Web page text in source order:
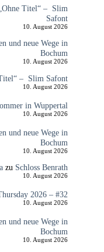
Titel“ – Slim
Safont
10. August 2026
und neue Wege in
Bochum
10. August 2026
– Slim Safont
10. August 2026
in Wuppertal
10. August 2026
und neue Wege in
Bochum
10. August 2026
zu Schloss Benrath
10. August 2026
2026 – #32
10. August 2026
und neue Wege in
Bochum
10. August 2026